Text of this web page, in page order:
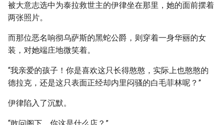
被大意志选中为泰拉救世主的伊律坐在那里，她的面前摆着
两张照片。
而那位恶名响彻乌萨斯的黑蛇公爵，则穿着一身华丽的女
装，对她端庄地微笑着。
“我亲爱的孩子！你是喜欢这只长得憨憨，实际上也憨憨的
德拉克，还是这只表面正经却内里闷骚的白毛菲林呢？”
伊律陷入了沉默。